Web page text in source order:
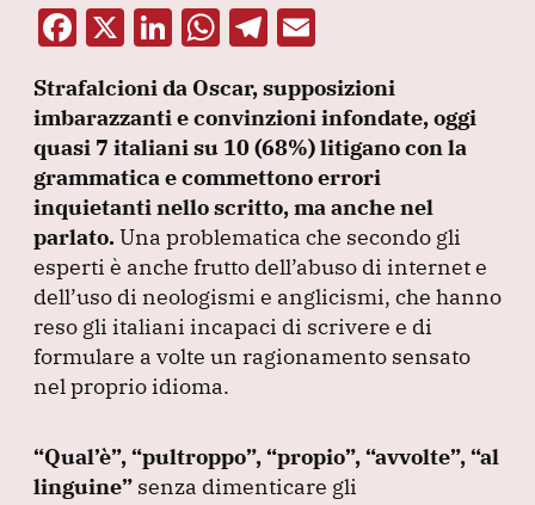
F
c
e
b
o
o
k
X Li
k
e
dI
n
W
at
s
A
p
p
T
e
gr
a
m
ai
l
Strafalcioni da Oscar, supposizioni
imbarazzanti e convinzioni infondate, oggi
quasi 7 italiani su 10(68%) litigano con la
grammatica e commettono errori
inquietanti nello scritto, ma anche nel
parlato.Una problematica che secondo gli
esperti è anche frutto dell’abuso di internet e
dell’uso di neologismi e anglicismi, che hanno
reso gli italiani incapaci di scrivere e di
formulare a volte un ragionamento sensato
nel proprio idioma.
“Qual’è”,“pultroppo”,“propio”,“avvolte”,“al
linguine” senza dimenticare gli